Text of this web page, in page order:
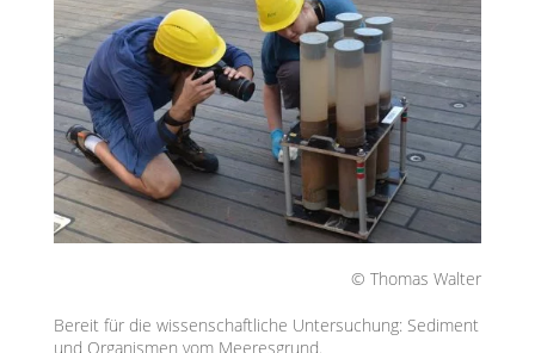
© Thomas Walter
Bereit für die wissenschaftliche Untersuchung: Sediment
und Organismen vom Meeresgrund.